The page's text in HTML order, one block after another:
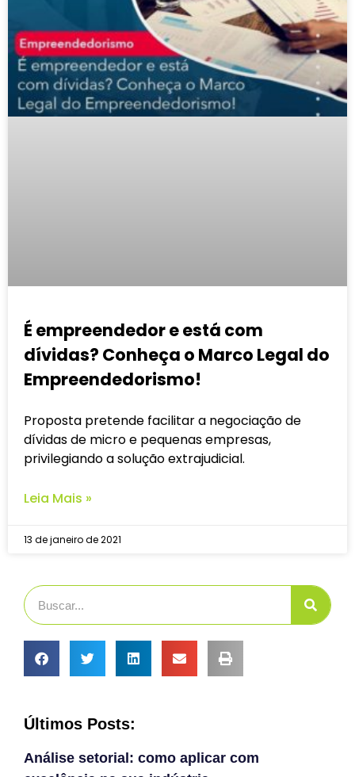
É empreendedor e está com
dívidas? Conheça o Marco Legal do
Empreendedorismo!
Proposta pretende facilitar a negociação de
dívidas de micro e pequenas empresas,
privilegiando a solução extrajudicial.
Leia Mais »
13 de janeiro de 2021
Últimos Posts:
Análise setorial: como aplicar com